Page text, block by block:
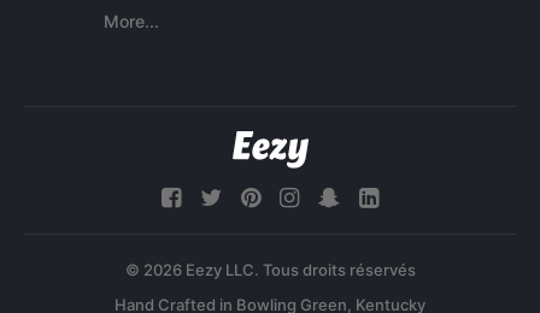
More...
© 2026 Eezy LLC. Tous droits réservés